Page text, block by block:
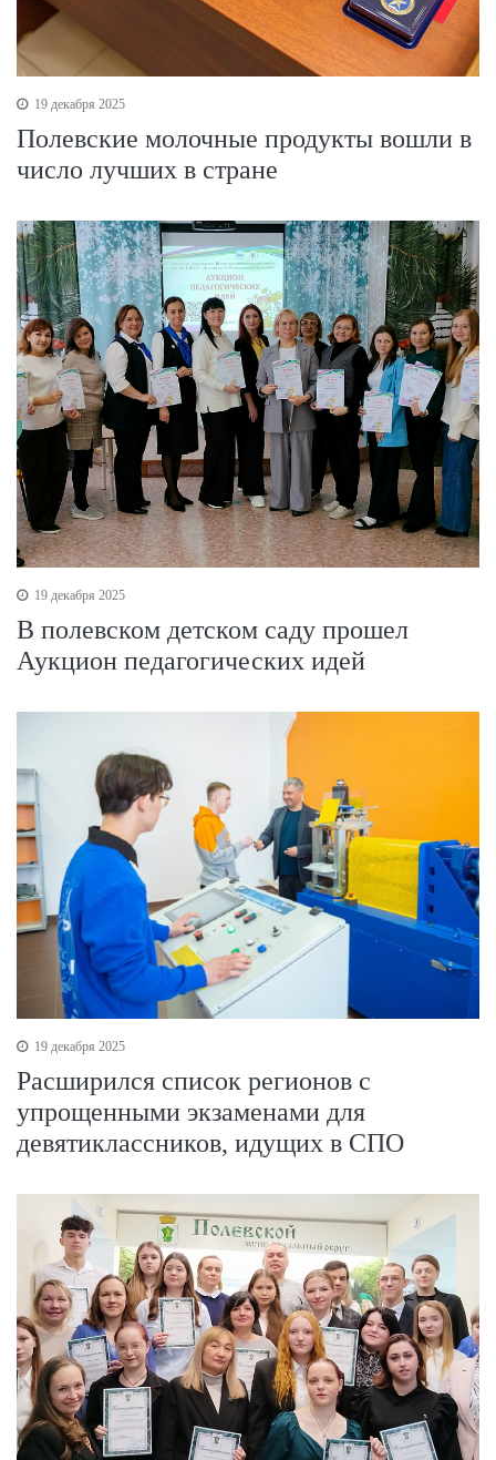
19 декабря 2025
Полевские молочные продукты вошли в
число лучших в стране
19 декабря 2025
В полевском детском саду прошел
Аукцион педагогических идей
19 декабря 2025
Расширился список регионов с
упрощенными экзаменами для
девятиклассников, идущих в СПО